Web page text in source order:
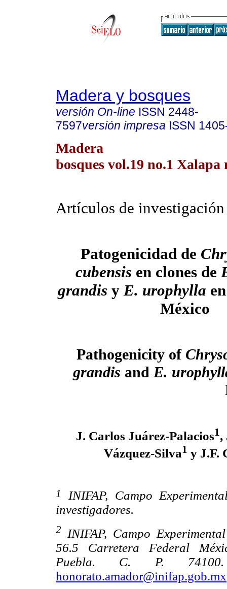
Madera y bosques
versión On-line ISSN 2448-
7597versión impresa ISSN
Madera
bosques vol.19 no.1 Xalapa
Artículos de investigación
Patogenicidad de
cubensis en clones de
grandis yE. urophylla
México
Pathogenicity of
grandis andE.
J. Carlos Juárez-Palacios1,
Vázquez-Silva1 y J.F.
1
INIFAP, Campo
investigadores.
2
INIFAP, Campo
56.5 Carretera Federal
Puebla. C. P. 74100.
honorato.amador@inifap.gob.mx